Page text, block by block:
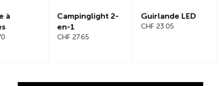
Campinglight 2-
Guirlande LED
Beeline